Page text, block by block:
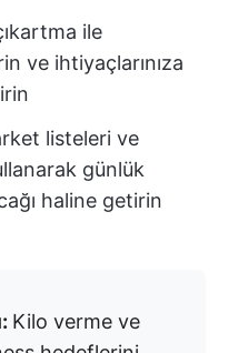
ile
ve ihtiyaçlarınıza
listeleri ve
günlük
haline getirin
Kilo verme ve